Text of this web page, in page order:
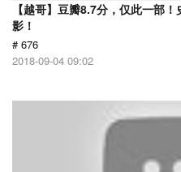
【越哥】豆瓣8.7分，仅此一部
影！
# 676
2018-09-04 09:02